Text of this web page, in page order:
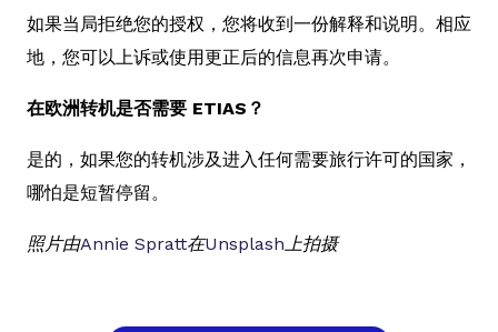
如果当局拒绝您的授权，您将收到一份解释和说明。相应
地，您可以上诉或使用更正后的信息再次申请。
在欧洲转机是否需要 ETIAS？
是的，如果您的转机涉及进入任何需要旅行许可的国家，
哪怕是短暂停留。
照片由Annie Spratt在Unsplash上拍摄